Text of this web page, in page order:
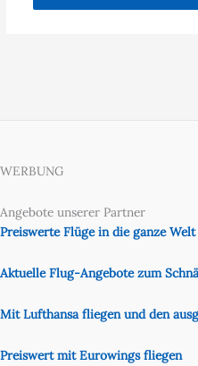
WERBUNG
Angebote unserer Partner
Preiswerte Flüge in die ganze
Aktuelle Flug-Angebote zum
Mit Lufthansa fliegen und den
Preiswert mit Eurowings fliegen